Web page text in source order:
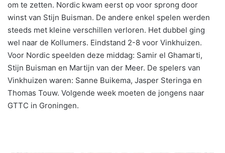
om te zetten. Nordic kwam eerst op voor sprong door
winst van Stijn Buisman. De andere enkel spelen werden
steeds met kleine verschillen verloren. Het dubbel ging
wel naar de Kollumers. Eindstand 2-8 voor Vinkhuizen.
Voor Nordic speelden deze middag: Samir el Ghamarti,
Stijn Buisman en Martijn van der Meer. De spelers van
Vinkhuizen waren: Sanne Buikema, Jasper Steringa en
Thomas Touw. Volgende week moeten de jongens naar
GTTC in Groningen.